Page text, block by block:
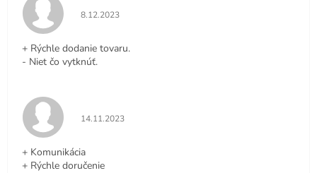
Hodnotenie obchodu je 5 z 5 hviezdičiek.
8.12.2023
+ Rýchle dodanie tovaru.
- Niet čo vytknúť.
Hodnotenie obchodu je 5 z 5 hviezdičiek.
14.11.2023
+ Komunikácia
+ Rýchle doručenie